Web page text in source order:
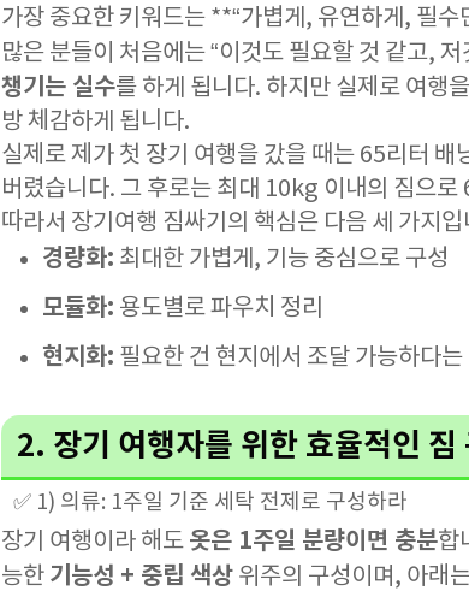
가장 중요한 키워드는 **“가볍게, 유연하게, 필수
많은 분들이 처음에는 “이것도 필요할 것 같고,
챙기는 실수를 하게 됩니다. 하지만 실제로 여행
방 체감하게 됩니다.
실제로 제가 첫 장기 여행을 갔을 때는 65리터
버렸습니다. 그 후로는 최대 10kg 이내의 짐으
따라서 장기여행 짐싸기의 핵심은 다음 세 가지입
경량화: 최대한 가볍게, 기능 중심으로 구성
모듈화: 용도별로 파우치 정리
현지화: 필요한 건 현지에서 조달 가능하다
2. 장기 여행자를 위한 효율적인 짐
✅ 1) 의류: 1주일 기준 세탁 전제로 구성하라
장기 여행이라 해도 옷은 1주일 분량이면 충분합
능한 기능성 + 중립 색상 위주의 구성이며, 아래